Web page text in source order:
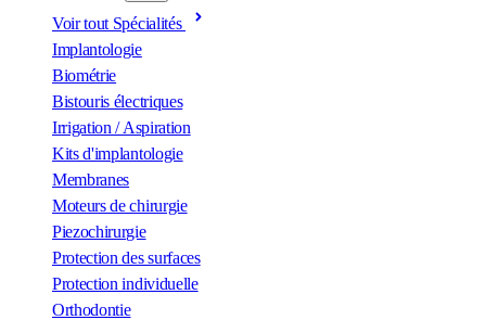
Voir tout Spécialités
Implantologie
Biométrie
Bistouris électriques
Irrigation / Aspiration
Kits d'implantologie
Membranes
Moteurs de chirurgie
Piezochirurgie
Protection des surfaces
Protection individuelle
Orthodontie